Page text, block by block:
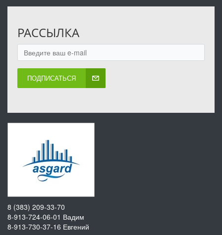
РАССЫЛКА
ПОДПИСАТЬСЯ
8 (383) 209-33-70
8-913-724-06-01 Вадим
8-913-730-37-16 Евгений